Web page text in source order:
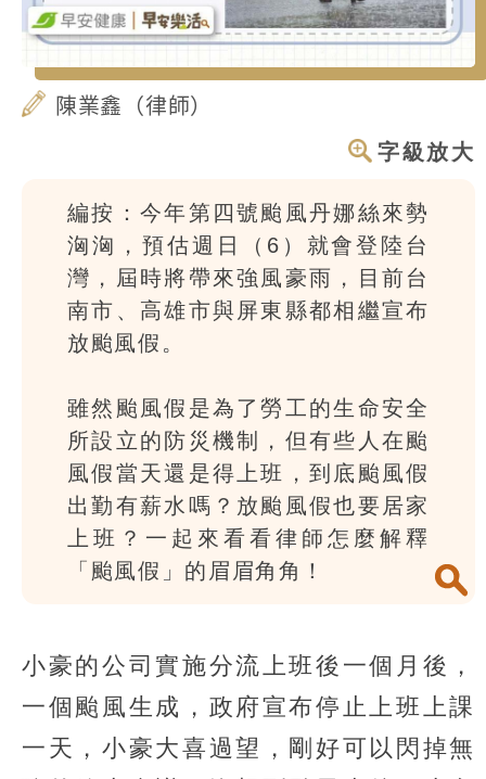
陳業鑫（律師）
字級放大
編按：今年第四號颱風丹娜絲來勢
洶洶，預估週日（6）就會登陸台
灣，屆時將帶來強風豪雨，目前台
南市、高雄市與屏東縣都相繼宣布
放颱風假。
雖然颱風假是為了勞工的生命安全
所設立的防災機制，但有些人在颱
風假當天還是得上班，到底颱風假
出勤有薪水嗎？放颱風假也要居家
上班？一起來看看律師怎麼解釋
「颱風假」的眉眉角角！
小豪的公司實施分流上班後一個月後，
一個颱風生成，政府宣布停止上班上課
一天，小豪大喜過望，剛好可以閃掉無